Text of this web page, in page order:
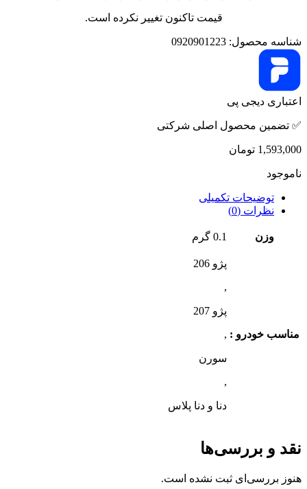
قیمت تاکنون تغییر نکرده است.
شناسه محصول: 0920901223
اعتباری دیجی پی
✅ تضمین محصول اصلی شرکتی
1,593,000 تومان
ناموجود
توضیحات تکمیلی
نظرات (0)
وزن 0.1 گرم
مناسب خودرو :
پژو 206
,
پژو 207
,
سورن
,
دنا و دنا پلاس
نقد و بررسی‌ها
هنوز بررسی‌ای ثبت نشده است.